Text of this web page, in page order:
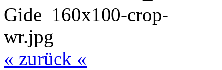
« zurück «